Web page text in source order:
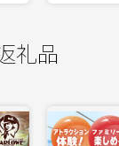
礼品